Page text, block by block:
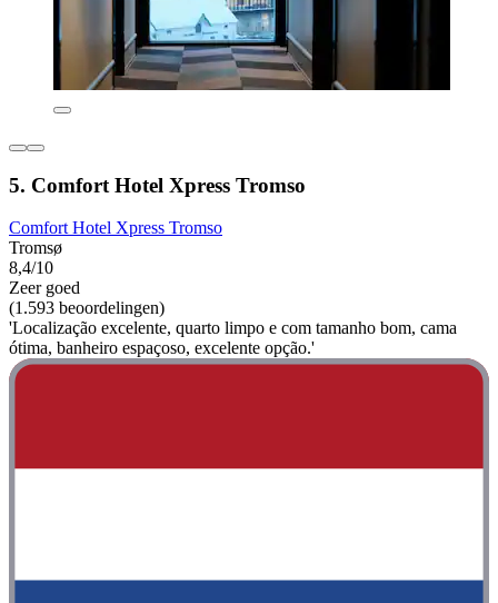
5. Comfort Hotel Xpress Tromso
Comfort Hotel Xpress Tromso
Tromsø
8,4/10
Zeer goed
(1.593 beoordelingen)
'Localização excelente, quarto limpo e com tamanho bom, cama
ótima, banheiro espaçoso, excelente opção.'